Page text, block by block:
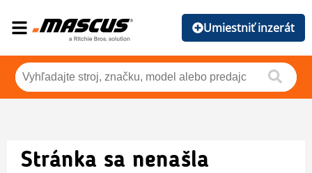
Umiestniť inzerát
Stránka sa nenašla